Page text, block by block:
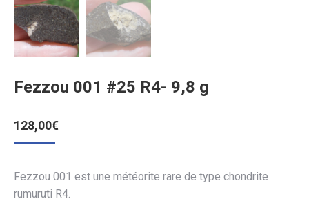
Fezzou 001 #25 R4- 9,8 g
128,00€
Fezzou 001 est une météorite rare de type chondrite
rumuruti R4.